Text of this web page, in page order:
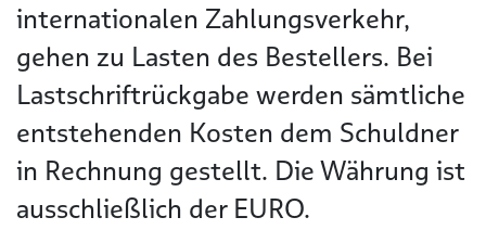
internationalen Zahlungsverkehr,
gehen zu Lasten des Bestellers. Bei
Lastschriftrückgabe werden sämtliche
entstehenden Kosten dem Schuldner
in Rechnung gestellt. Die Währung ist
ausschließlich der EURO.